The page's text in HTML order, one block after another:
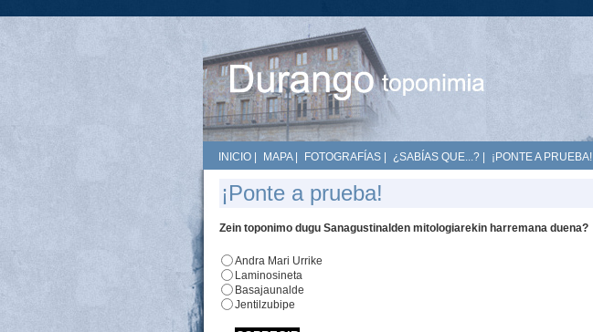
INICIO MAPA| FOTOGRAFÍAS ¿SABÍAS QUE...? ¡PONTE A PRUEBA!
¡Ponte a prueba!
Zein toponimo dugu Sanagustinalden mitologiarekin harremana duena?
Andra Mari Urrike
Laminosineta
Basajaunalde
Jentilzubipe